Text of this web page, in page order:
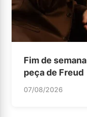
Fim de
peça de Freud
07/08/2026